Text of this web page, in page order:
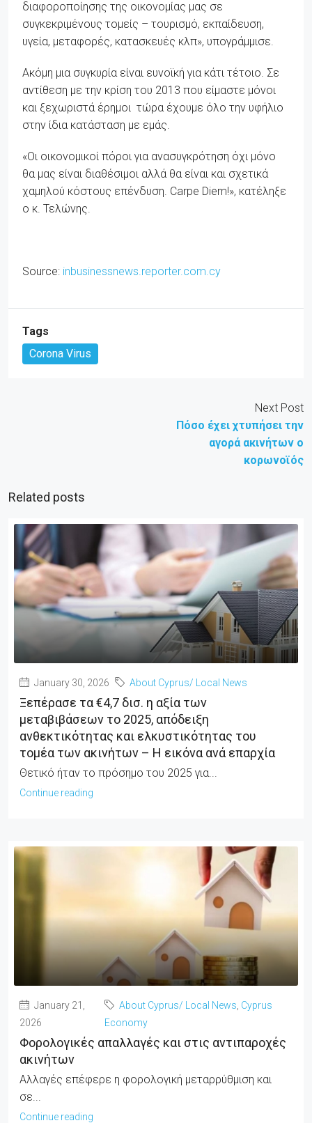
διαφοροποίησης της οικονομίας μας σε
συγκεκριμένους τομείς – τουρισμό, εκπαίδευση,
υγεία, μεταφορές, κατασκευές κλπ», υπογράμμισε.
Ακόμη μια συγκυρία είναι ευνοϊκή για κάτι τέτοιο. Σε
αντίθεση με την κρίση του 2013 που είμαστε μόνοι
και ξεχωριστά έρημοι τώρα έχουμε όλο την υφήλιο
στην ίδια κατάσταση με εμάς.
«Οι οικονομικοί πόροι για ανασυγκρότηση όχι μόνο
θα μας είναι διαθέσιμοι αλλά θα είναι και σχετικά
χαμηλού κόστους επένδυση. Carpe Diem!», κατέληξε
ο κ. Τελώνης.
Source: inbusinessnews.reporter.com.cy
Tags
Corona Virus
Next Post
Πόσο έχει χτυπήσει την
αγορά ακινήτων ο
κορωνοϊός
Related posts
January 30, 2026 About Cyprus/ Local News
Ξεπέρασε τα €4,7 δισ. η αξία των
μεταβιβάσεων το 2025, απόδειξη
ανθεκτικότητας και ελκυστικότητας του
τομέα των ακινήτων – Η εικόνα ανά επαρχία
Θετικό ήταν το πρόσημο του 2025 για...
Continue reading
January 21,
2026
About Cyprus/ Local News Cyprus
Economy
Φορολογικές απαλλαγές και στις αντιπαροχές
ακινήτων
Αλλαγές επέφερε η φορολογική μεταρρύθμιση και
σε...
Continue reading